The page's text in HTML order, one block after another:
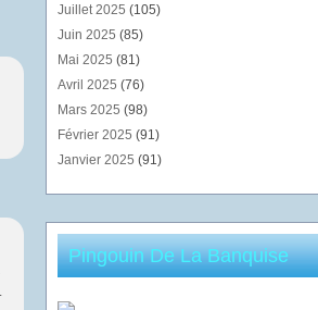
Juillet 2025 (105)
Juin 2025 (85)
Mai 2025 (81)
Avril 2025 (76)
Mars 2025 (98)
Février 2025 (91)
Janvier 2025 (91)
Pingouin De La Banquise